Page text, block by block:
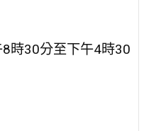
時30分至下午4時30